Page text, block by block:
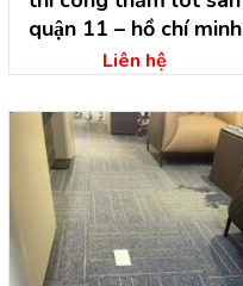
quận 11 – hồ chí minh
Liên hệ